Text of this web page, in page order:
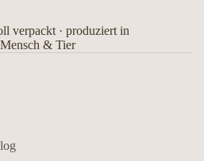
verpackt · produziert in
& Tier